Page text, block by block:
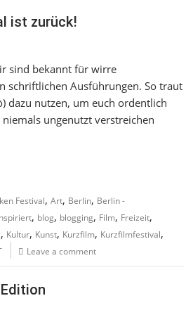
Berlinspiriert Film: Kiezkieken – das Berliner Kurzfilmfestival ist zurück‏!
schriftlichen Ausführungen. So traut
dazu nutzen, um euch ordentlich
ungenutzt verstreichen
Festival, Art, Berlin, Berlin -
, blog, blogging, Film, Freizeit,
, Kultur, Kunst, Kurzfilm, Kurzfilmfestival,
Leave a comment